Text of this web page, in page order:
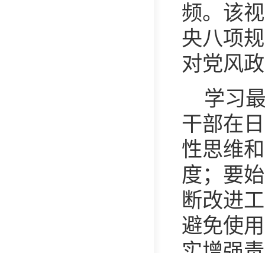
频。该
央八项
对党风
学习
干部在
性思维
度； 要
断改进
避免使用